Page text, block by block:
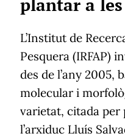
plantar a
L’Institut de
Pesquera (IRFAP)
des de l’any 2005,
molecular i
varietat, citada per
l’arxiduc Lluís